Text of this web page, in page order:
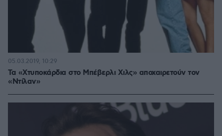
Τα «Χτυποκάρδια στο Μπέβερλι Χιλς» αποχαιρετούν τον
«Ντίλαν»
05.03.2019, 10:29